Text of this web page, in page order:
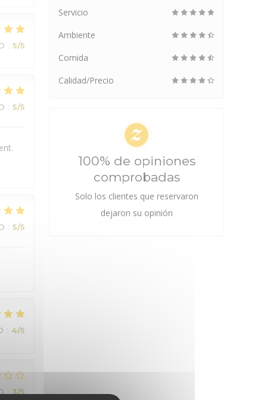
: 5/5
: 5/5
: 5/5
: 4/5
: 3/5
Servicio
Ambiente
Comida
Calidad/Precio
100% de opiniones
comprobadas
Solo los clientes que reservaron
dejaron su opinión